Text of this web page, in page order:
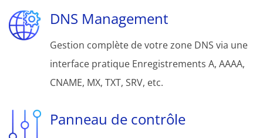
DNS Management
Gestion complète de votre zone DNS via une
interface pratique Enregistrements A, AAAA,
CNAME, MX, TXT, SRV, etc.
Panneau de contrôle